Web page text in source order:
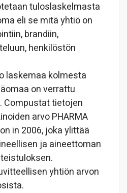
tuloslaskelmasta
eli se mitä yhtiö on
brandiin,
henkilöstön
laskemaa kolmesta
on verrattu
Compustat tietojen
arvo PHARMA
in 2006, joka ylittää
ja aineettoman
yhtiön arvon